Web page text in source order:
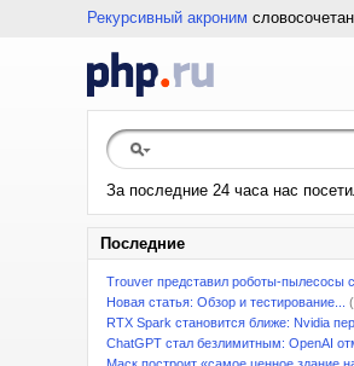
Рекурсивный акроним
За последние 24 часа нас
Последние
Trouver представил роботы-пылесосы
Новая статья: Обзор и тестирование...
RTX Spark становится ближе: Nvidia
ChatGPT стал безлимитным: OpenAI